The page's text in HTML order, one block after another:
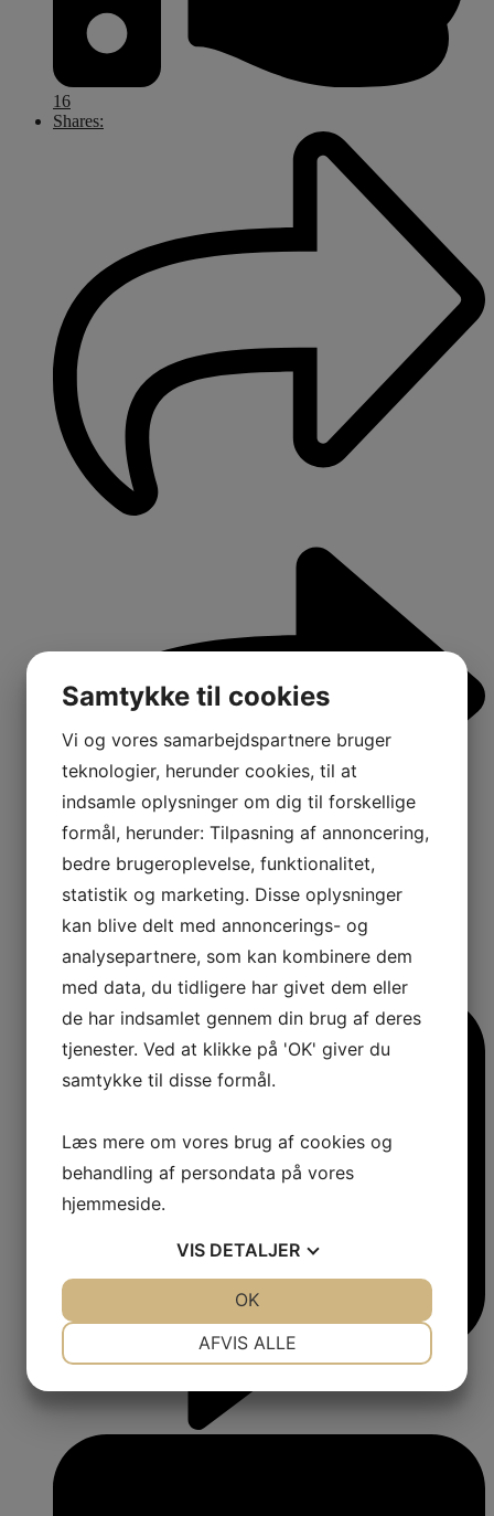
16
Shares:
Comments:
Samtykke til cookies
Vi og vores samarbejdspartnere bruger
teknologier, herunder cookies, til at
indsamle oplysninger om dig til forskellige
formål, herunder: Tilpasning af annoncering,
bedre brugeroplevelse, funktionalitet,
statistik og marketing. Disse oplysninger
kan blive delt med annoncerings- og
analysepartnere, som kan kombinere dem
med data, du tidligere har givet dem eller
de har indsamlet gennem din brug af deres
tjenester. Ved at klikke på 'OK' giver du
samtykke til disse formål.
Læs mere om vores brug af cookies og
behandling af persondata på vores
hjemmeside.
VIS DETALJER
AFVIS ALLE
OK